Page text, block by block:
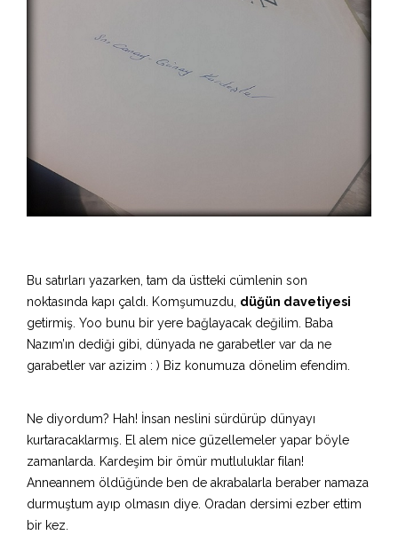
Bu satırları yazarken, tam da üstteki cümlenin son
noktasında kapı çaldı. Komşumuzdu, düğün davetiyesi
getirmiş. Yoo bunu bir yere bağlayacak değilim. Baba
Nazım’ın dediği gibi, dünyada ne garabetler var da ne
garabetler var azizim : ) Biz konumuza dönelim efendim.
Ne diyordum? Hah! İnsan neslini sürdürüp dünyayı
kurtaracaklarmış. El alem nice güzellemeler yapar böyle
zamanlarda. Kardeşim bir ömür mutluluklar filan!
Anneannem öldüğünde ben de akrabalarla beraber namaza
durmuştum ayıp olmasın diye. Oradan dersimi ezber ettim
bir kez.